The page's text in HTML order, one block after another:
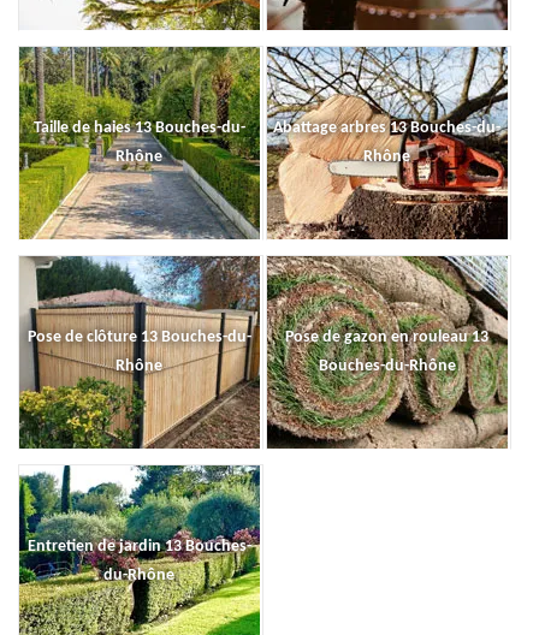
Taille de haies 13 Bouches-du-
Rhône
Abattage arbres 13 Bouches-du-
Rhône
Pose de clôture 13 Bouches-du-
Rhône
Pose de gazon en rouleau 13
Bouches-du-Rhône
Entretien de jardin 13 Bouches-
du-Rhône